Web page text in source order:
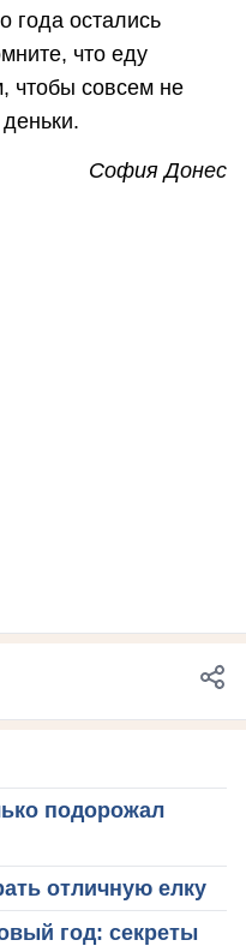
года остались
что еду
чтобы совсем не
София Донес
подорожал
отличную елку
год: секреты